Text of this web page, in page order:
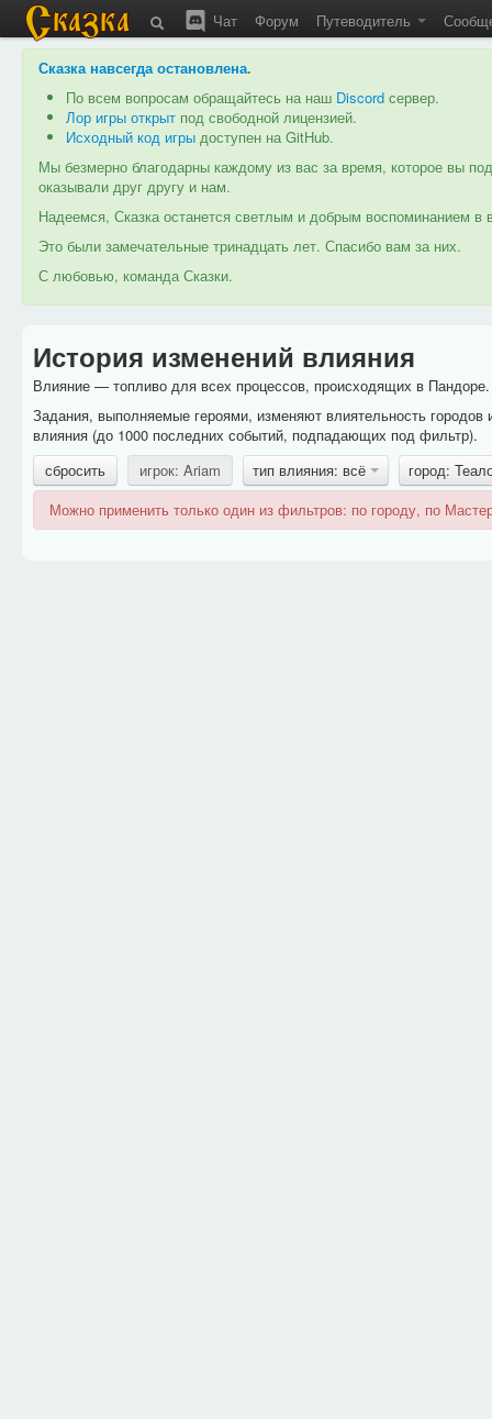
Чат Форум Путеводитель
Сказка навсегда остановлена.
По всем вопросам обращайтесь на наш Discord сервер.
Лор игры открыт под свободной лицензией.
Исходный код игры доступен на GitHub.
Мы безмерно благодарны каждому из вас за время, которое вы
оказывали друг другу и нам.
Надеемся, Сказка останется светлым и добрым воспоминанием
Это были замечательные тринадцать лет. Спасибо вам за них.
С любовью, команда Сказки.
История изменений влияния
Влияние — топливо для всех процессов, происходящих в
Задания, выполняемые героями, изменяют влиятельность
влияния (до 1000 последних событий, подпадающих под фильтр).
сбросить
игрок: Ariam тип влияния: всё
город:
Можно применить только один из фильтров: по городу, по